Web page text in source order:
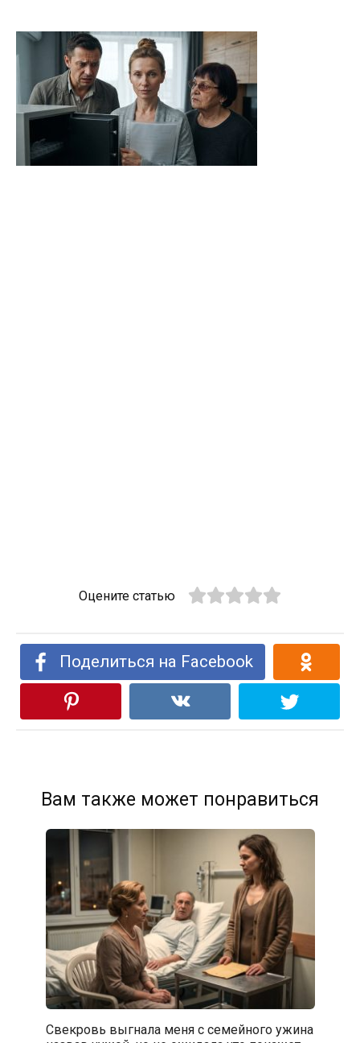
Оцените статью
Поделиться на Facebook
Вам также может понравиться
Свекровь выгнала меня с семейного ужина